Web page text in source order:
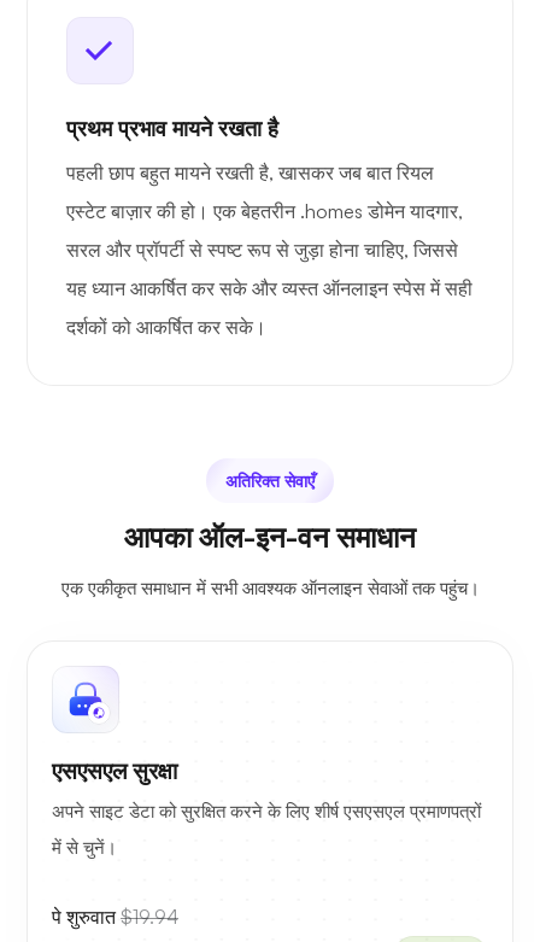
प्रथम प्रभाव मायने रखता है
पहली छाप बहुत मायने रखती है, खासकर जब बात रियल
एस्टेट बाज़ार की हो। एक बेहतरीन .homes डोमेन यादगार,
सरल और प्रॉपर्टी से स्पष्ट रूप से जुड़ा होना चाहिए, जिससे
यह ध्यान आकर्षित कर सके और व्यस्त ऑनलाइन स्पेस में सही
दर्शकों को आकर्षित कर सके।
अतिरिक्त सेवाएँ
आपका ऑल-इन-वन समाधान
एक एकीकृत समाधान में सभी आवश्यक ऑनलाइन सेवाओं तक पहुंच।
एसएसएल सुरक्षा
अपने साइट डेटा को सुरक्षित करने के लिए शीर्ष एसएसएल प्रमाणपत्रों
में से चुनें।
पे शुरुवात$19.94